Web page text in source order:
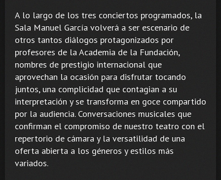
A lo largo de los tres conciertos programados, la
Sala Manuel García volverá a ser escenario de
otros tantos diálogos protagonizados por
profesores de la Academia de la Fundación,
nombres de prestigio internacional que
aprovechan la ocasión para disfrutar tocando
juntos, una complicidad que contagian a su
interpretación y se transforma en goce compartido
por la audiencia. Conversaciones musicales que
confirman el compromiso de nuestro teatro con el
repertorio de cámara y la versatilidad de una
oferta abierta a los géneros y estilos más
variados.